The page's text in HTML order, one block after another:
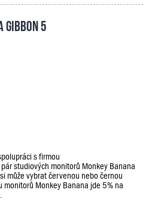
Gibbon 5
s firmou
studiových monitorů Monkey Banana
může vybrat červenou nebo černou
monitorů Monkey Banana jde 5% na